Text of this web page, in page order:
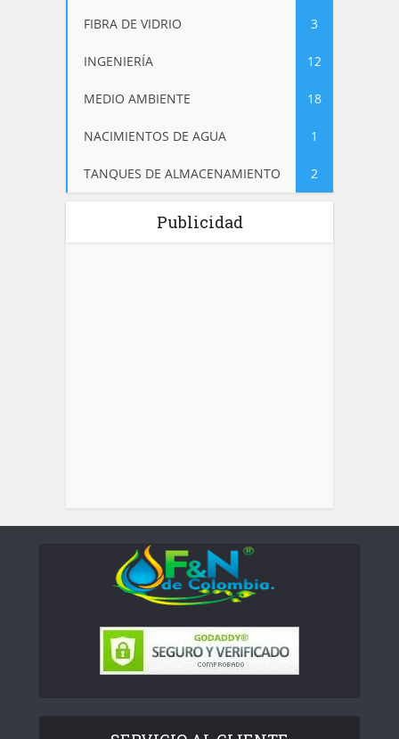
FIBRA DE VIDRIO 3
INGENIERÍA 12
MEDIO AMBIENTE 18
NACIMIENTOS DE AGUA 1
TANQUES DE ALMACENAMIENTO 2
Publicidad